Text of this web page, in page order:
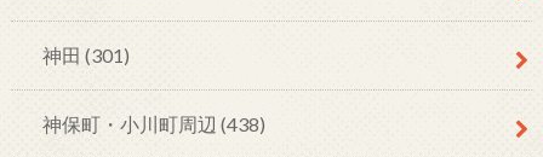
神田 (301)
神保町・小川町周辺 (438)